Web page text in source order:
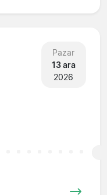
Pazar
13 ara
2026